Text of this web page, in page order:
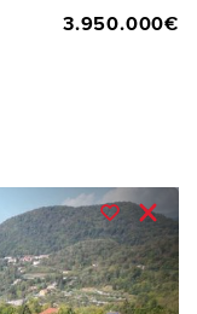
3.950.000€